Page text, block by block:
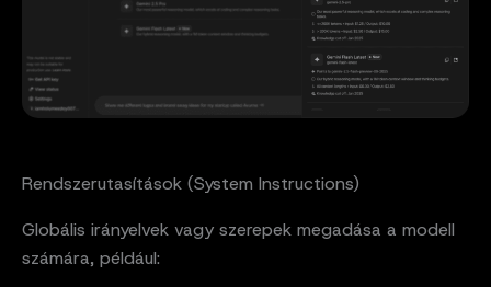
Rendszerutasítások (System Instructions)
Globális irányelvek vagy szerepek megadása a modell
számára, például: